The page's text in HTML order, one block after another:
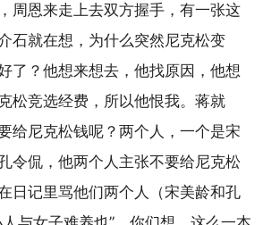
周恩来走上去双方握手，有一张这
石就在想，为什么突然尼克松变
了？他想来想去，他找原因，他想
松竞选经费，所以他恨我。蒋就
给尼克松钱呢？两个人，一个是宋
令侃，他两个人主张不要给尼克松
日记里骂他们两个人（宋美龄和孔